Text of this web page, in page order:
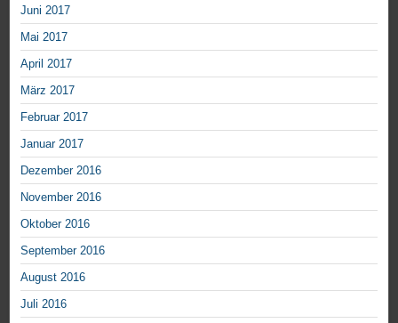
Juni 2017
Mai 2017
April 2017
März 2017
Februar 2017
Januar 2017
Dezember 2016
November 2016
Oktober 2016
September 2016
August 2016
Juli 2016